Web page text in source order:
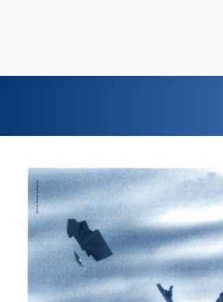
Einst und Heute
Marken
Konzerne
Epoche